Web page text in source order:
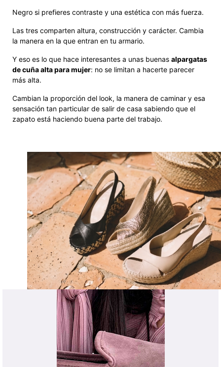
Negro si prefieres contraste y una estética con más fuerza.
Las tres comparten altura, construcción y carácter. Cambia
la manera en la que entran en tu armario.
Y eso es lo que hace interesantes a unas buenas alpargatas
de cuña alta para mujer: no se limitan a hacerte parecer
más alta.
Cambian la proporción del look, la manera de caminar y esa
sensación tan particular de salir de casa sabiendo que el
zapato está haciendo buena parte del trabajo.